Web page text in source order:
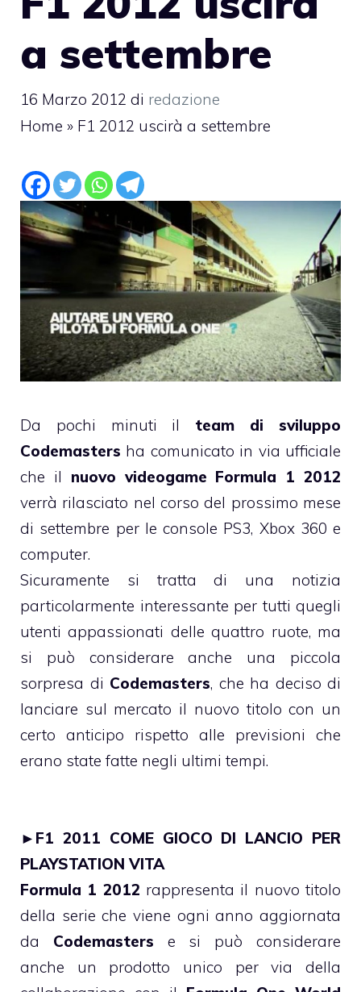
a settembre
16 Marzo 2012 di redazione
Home » F1 2012 uscirà a settembre
Da pochi minuti il team di sviluppo
Codemasters ha comunicato in via ufficiale
che il nuovo videogame Formula 1 2012
verrà rilasciato nel corso del prossimo mese
di settembre per le console PS3, Xbox 360 e
computer.
Sicuramente si tratta di una notizia
particolarmente interessante per tutti quegli
utenti appassionati delle quattro ruote, ma
si può considerare anche una piccola
sorpresa di Codemasters, che ha deciso di
lanciare sul mercato il nuovo titolo con un
certo anticipo rispetto alle previsioni che
erano state fatte negli ultimi tempi.
► F1 2011 COME GIOCO DI LANCIO PER
PLAYSTATION VITA
Formula 1 2012 rappresenta il nuovo titolo
della serie che viene ogni anno aggiornata
da Codemasters e si può considerare
anche un prodotto unico per via della